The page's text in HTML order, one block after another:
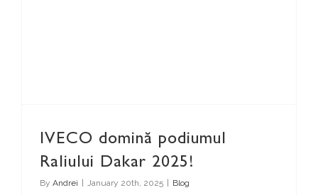
IVECO domină podiumul
Raliului Dakar 2025!
By Andrei January 20th, 2025 Blog